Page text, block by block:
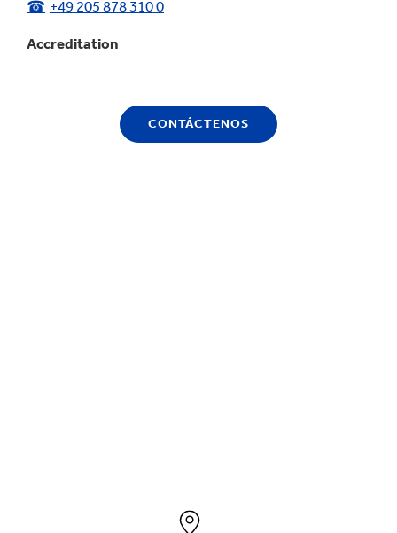
+49 205 878 310 0
Accreditation
CONTÁCTENOS